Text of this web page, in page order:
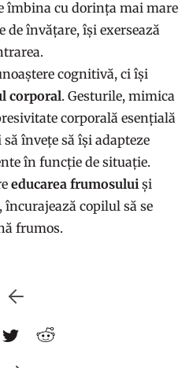
îmbina cu dorința mai mare
de învățare, își exersează
cognitivă, ci își
corporal. Gesturile, mimica
corporală esențială
învețe să își adapteze
în funcție de situație.
educarea frumosului și
încurajează copilul să se
frumos.